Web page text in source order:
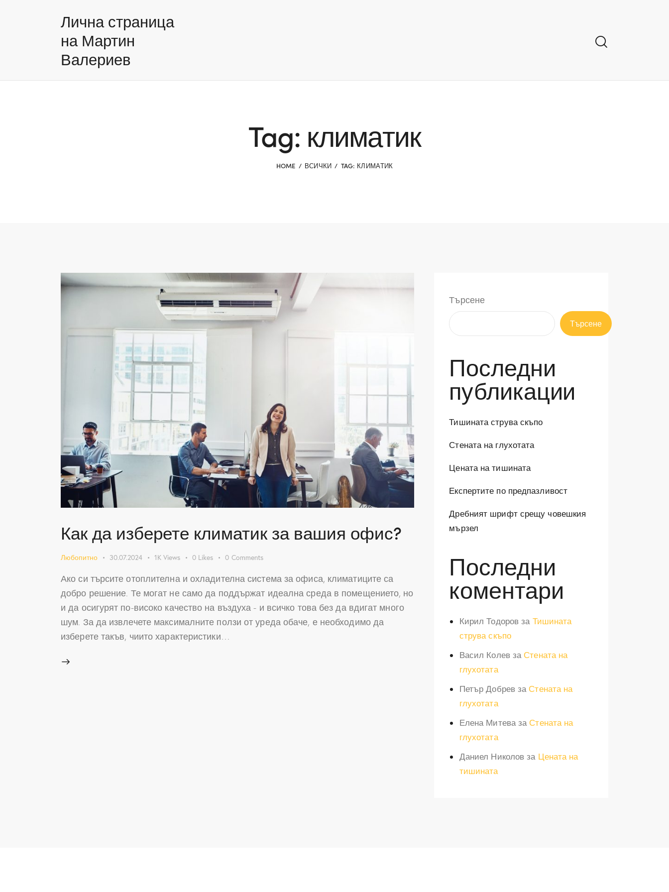
Лична страница
на Мартин
Валериев
Tag: климатик
HOME ВСИЧКИ TAG: КЛИМАТИК
Как да изберете климатик за вашия офис?
Любопитно 30.07.2024 1K Views 0 Likes 0 Comments
Ако си търсите отоплителна и охладителна система за офиса, климатиците са
добро решение. Те могат не само да поддържат идеална среда в помещението, но
и да осигурят по-високо качество на въздуха - и всичко това без да вдигат много
шум. За да извлечете максималните ползи от уреда обаче, е необходимо да
изберете такъв, чиито характеристики…
Търсене
Търсене
Последни
публикации
Тишината струва скъпо
Стената на глухотата
Цената на тишината
Експертите по предпазливост
Дребният шрифт срещу човешкия
мързел
Последни
коментари
Кирил Тодоров за Тишината
струва скъпо
Васил Колевза Стената на
глухотата
Петър Добревза Стената на
глухотата
Елена Митеваза Стената на
глухотата
Даниел Николов за Цената на
тишината